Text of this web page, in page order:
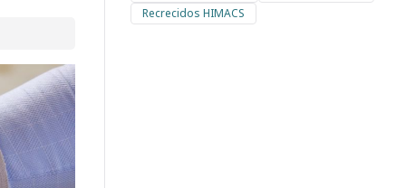
Recrecidos HIMACS